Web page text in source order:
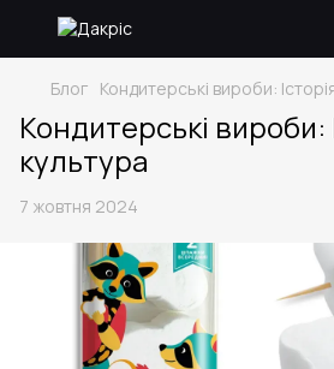
Блог Кондитерські вироби:
Кондитерські вироби:
культура
7 жовтня 2024